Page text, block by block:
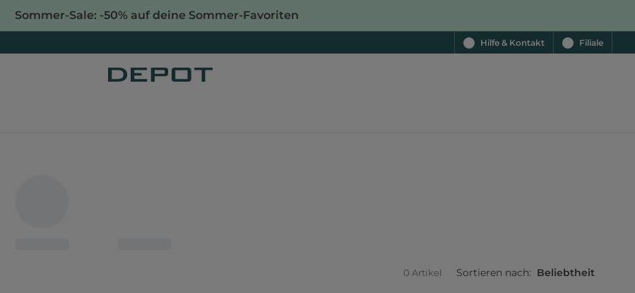
Sommer-Sale: -50% auf deine Sommer-Favoriten
Hilfe & Kontakt Filiale
0 Artikel Sortieren nach: Beliebtheit